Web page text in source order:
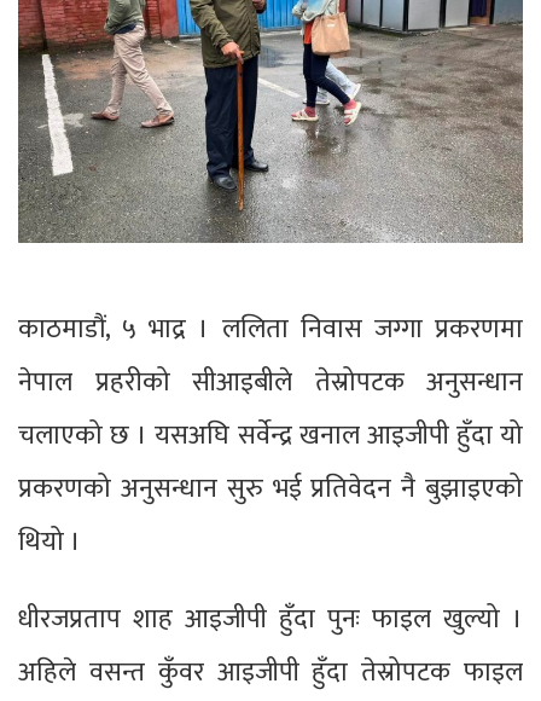
काठमाडौं, ५ भाद्र । ललिता निवास जग्गा प्रकरणमा
नेपाल प्रहरीको सीआइबीले तेस्रोपटक अनुसन्धान
चलाएको छ । यसअघि सर्वेन्द्र खनाल आइजीपी हुँदा यो
प्रकरणको अनुसन्धान सुरु भई प्रतिवेदन नै बुझाइएको
थियो ।
धीरजप्रताप शाह आइजीपी हुँदा पुनः फाइल खुल्यो ।
अहिले वसन्त कुँवर आइजीपी हुँदा तेस्रोपटक फाइल